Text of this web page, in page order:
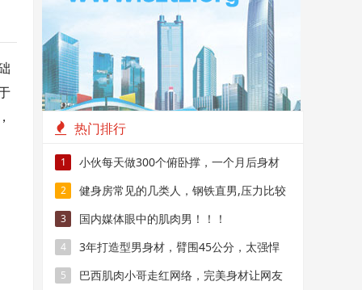
热门排行
1
小伙每天做300个俯卧撑，一个月后身材
变成这样？
2
健身房常见的几类人，钢铁直男,压力比较
大的中年人等
3 国内媒体眼中的肌肉男！！！
4
3年打造型男身材，臂围45公分，太强悍
了
5
巴西肌肉小哥走红网络，完美身材让网友